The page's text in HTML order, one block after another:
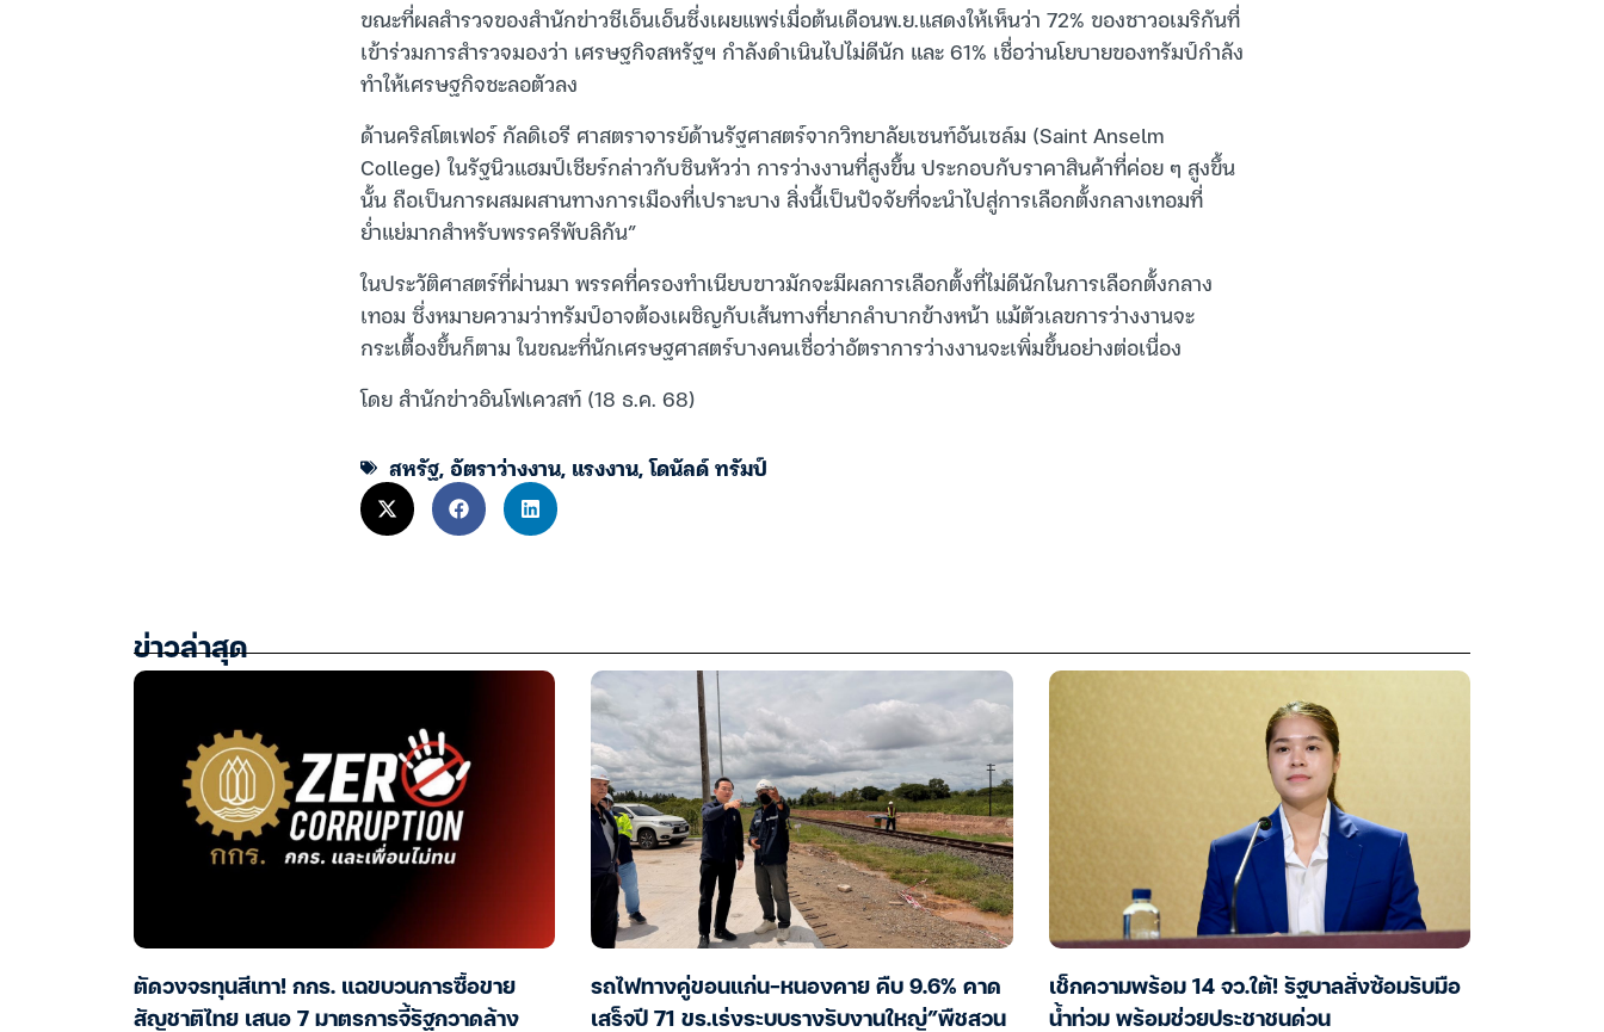
ขณะที่ผลสำรวจของสำนักข่าวซีเอ็นเอ็นซึ่งเผยแพร่เมื่อต้นเดือนพ.ย.แสดงให้เห็นว่า 72% ของชาวอเมริกันที่
เข้าร่วมการสำรวจมองว่า เศรษฐกิจสหรัฐฯ กำลังดำเนินไปไม่ดีนัก และ 61% เชื่อว่านโยบายของทรัมป์กำลัง
ทำให้เศรษฐกิจชะลอตัวลง
ด้านคริสโตเฟอร์ กัลดิเอรี ศาสตราจารย์ด้านรัฐศาสตร์จากวิทยาลัยเซนท์อันเซล์ม (Saint Anselm
College) ในรัฐนิวแฮมป์เชียร์กล่าวกับซินหัวว่า การว่างงานที่สูงขึ้น ประกอบกับราคาสินค้าที่ค่อย ๆ สูงขึ้น
นั้น ถือเป็นการผสมผสานทางการเมืองที่เปราะบาง สิ่งนี้เป็นปัจจัยที่จะนำไปสู่การเลือกตั้งกลางเทอมที่
ย่ำแย่มากสำหรับพรรครีพับลิกัน”
ในประวัติศาสตร์ที่ผ่านมา พรรคที่ครองทำเนียบขาวมักจะมีผลการเลือกตั้งที่ไม่ดีนักในการเลือกตั้งกลาง
เทอม ซึ่งหมายความว่าทรัมป์อาจต้องเผชิญกับเส้นทางที่ยากลำบากข้างหน้า แม้ตัวเลขการว่างงานจะ
กระเตื้องขึ้นก็ตาม ในขณะที่นักเศรษฐศาสตร์บางคนเชื่อว่าอัตราการว่างงานจะเพิ่มขึ้นอย่างต่อเนื่อง
โดย สำนักข่าวอินโฟเควสท์ (18 ธ.ค. 68)
สหรัฐ,อัตราว่างงาน, แรงงาน,โดนัลด์ ทรัมป์
ข่าวล่าสุด
ตัดวงจรทุนสีเทา! กกร. แฉขบวนการซื้อขาย
สัญชาติไทย เสนอ 7 มาตรการจี้รัฐกวาดล้าง
รถไฟทางคู่ขอนแก่น-หนองคาย คืบ 9.6% คาด
เสร็จปี 71 ขร.เร่งระบบรางรับงานใหญ่”พืชสวน
เช็กความพร้อม 14 จว.ใต้! รัฐบาลสั่งซ้อมรับมือ
น้ำท่วม พร้อมช่วยประชาชนด่วน